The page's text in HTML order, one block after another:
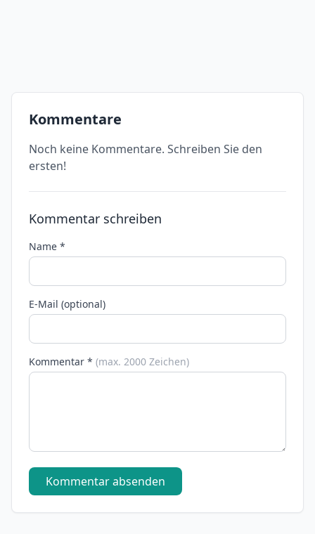
Kommentare
Noch keine Kommentare. Schreiben Sie den
ersten!
Kommentar schreiben
Name *
E-Mail (optional)
Kommentar * (max. 2000 Zeichen)
Kommentar absenden